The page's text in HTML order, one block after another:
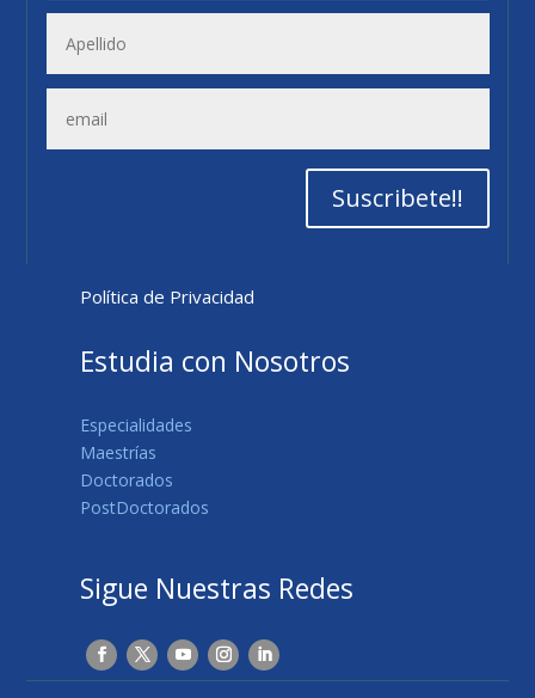
Suscribete!!
Política de Privacidad
Estudia con Nosotros
Especialidades
Maestrías
Doctorados
PostDoctorados
Sigue Nuestras Redes